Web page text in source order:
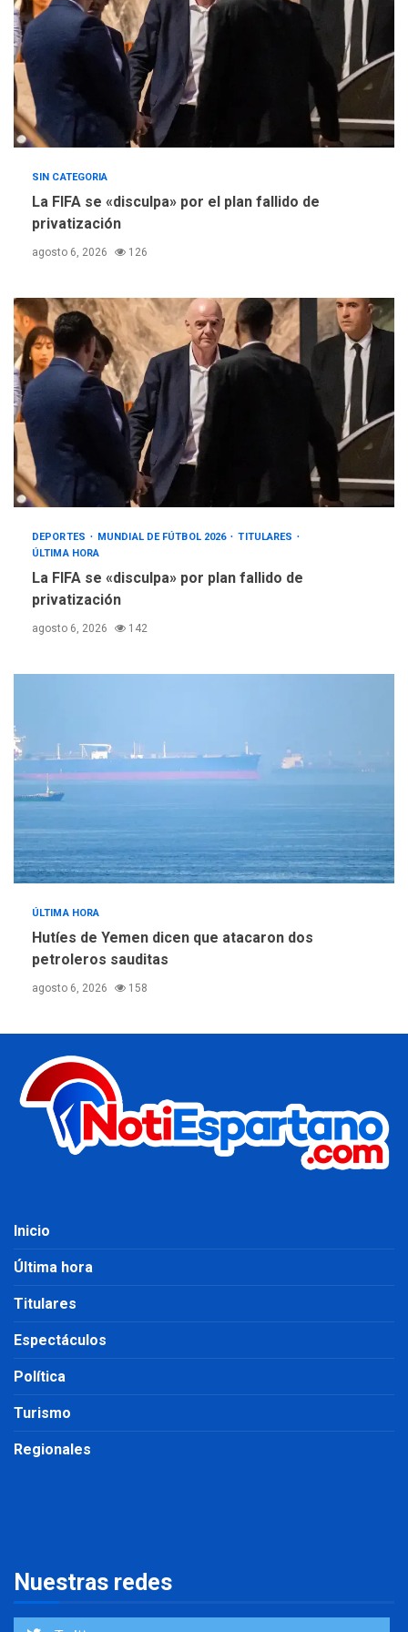
5
de Ley de Puerto Libre
SIN CATEGORIA
La FIFA se «disculpa» por el plan fallido de
privatización
agosto 6, 2026 126
DEPORTES MUNDIAL DE FÚTBOL 2026
TITULARES
ÚLTIMA HORA
La FIFA se «disculpa» por plan fallido de
privatización
agosto 6, 2026 142
ÚLTIMA HORA
Hutíes de Yemen dicen que atacaron dos
petroleros sauditas
agosto 6, 2026 158
Inicio
Última hora
Titulares
Espectáculos
Política
Turismo
Regionales
Nuestras redes